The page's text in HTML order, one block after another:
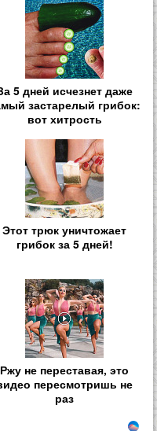
5 дней исчезнет даже
застарелый грибок:
вот хитрость
Этот трюк уничтожает
грибок за 5 дней!
Ржу не переставая, это
пересмотришь не
раз